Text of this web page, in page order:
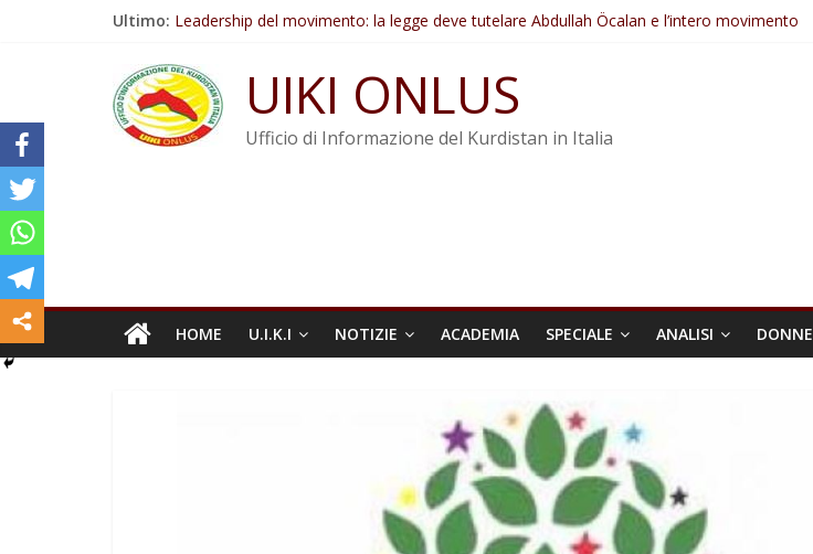
Ultimo: Leadership del movimento: la legge deve tutelare Abdullah Öcalan e l’intero movimento
Non tenere conto della situazione di Rêber Apo ostacolerebbe l’attuazione della legge
Il KNK chiede un’azione internazionale contro i crimini di guerra dell’Iran
Abdullah Öcalan: Le legge negativa deve essere trasformata in legge positiva
UIKI ONLUS
Ufficio di Informazione del Kurdistan in Italia
HOME U.I.K.I NOTIZIE ACADEMIA SPECIALE ANALISI DONNE